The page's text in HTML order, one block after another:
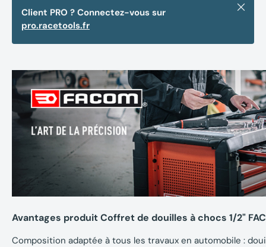
Client PRO ? Connectez-vous sur
pro.racetools.fr
Fermer
Avantages produit Coffret de douilles à chocs 1/2"
Composition adaptée à tous les travaux en automobile :